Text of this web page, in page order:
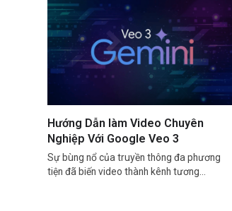
Hướng Dẫn làm Video Chuyên
Nghiệp Với Google Veo 3
Sự bùng nổ của truyền thông đa phương
tiện đã biến video thành kênh tương…